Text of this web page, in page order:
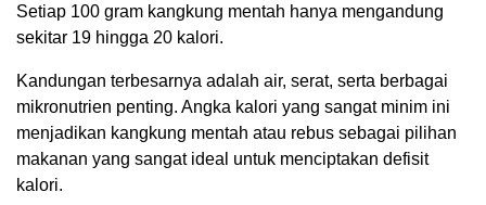
Setiap 100 gram kangkung mentah hanya mengandung
sekitar 19 hingga 20 kalori.
Kandungan terbesarnya adalah air, serat, serta berbagai
mikronutrien penting. Angka kalori yang sangat minim ini
menjadikan kangkung mentah atau rebus sebagai pilihan
makanan yang sangat ideal untuk menciptakan defisit
kalori.